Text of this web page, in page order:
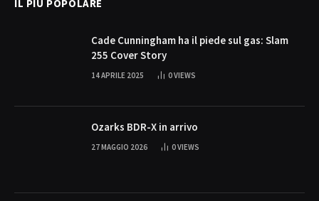
IL PIÙ POPOLARE
Cade Cunningham ha il piede sul gas: Slam
255 Cover Story
14 APRILE 2025 0VIEWS
Ozarks BDR-X in arrivo
27 MAGGIO 2026 0VIEWS